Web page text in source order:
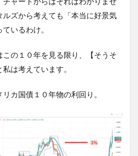
ルズから考えても「本当に好景気
いるわけ。
この１０年を見る限り、【そうそ
は考えています。
カ国債１０年物の利回り。